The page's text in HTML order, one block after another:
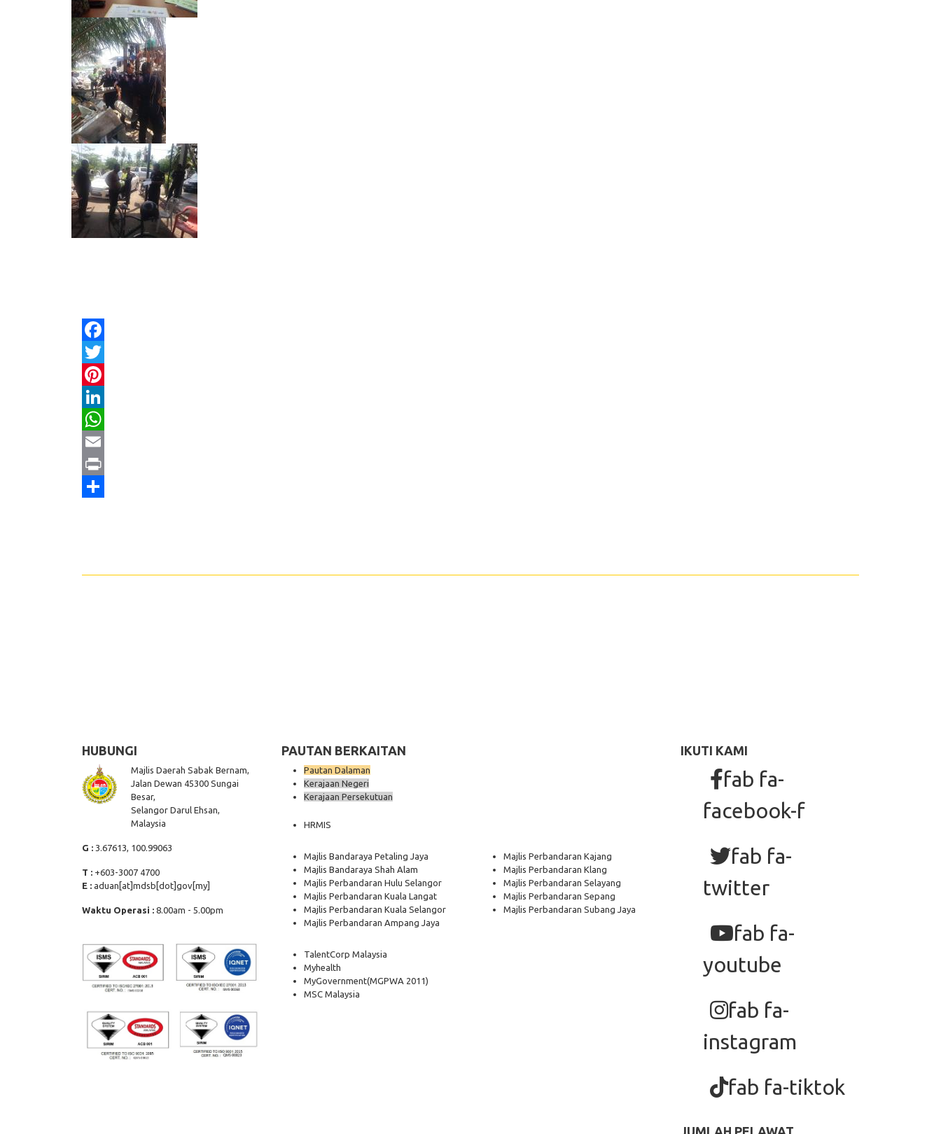
Facebook
Twitter
Pinterest
LinkedIn
WhatsApp
Email
Print
HUBUNGI
Majlis Daerah Sabak Bernam,
Jalan Dewan 45300 Sungai
Besar,
Selangor Darul Ehsan,
Malaysia
G : 3.67613, 100.99063
T : +603-3007 4700
E : aduan[at]mdsb[dot]gov[my]
Waktu Operasi : 8.00am - 5.00pm
PAUTAN BERKAITAN
Pautan Dalaman
Kerajaan Negeri
Kerajaan Persekutuan
HRMIS
Majlis Bandaraya Petaling Jaya
Majlis Bandaraya Shah Alam
Majlis Perbandaran Hulu Selangor
Majlis Perbandaran Kuala Langat
Majlis Perbandaran Kuala Selangor
Majlis Perbandaran Ampang Jaya
Majlis Perbandaran Kajang
Majlis Perbandaran Klang
Majlis Perbandaran Selayang
Majlis Perbandaran Sepang
Majlis Perbandaran Subang Jaya
TalentCorp Malaysia
Myhealth
MyGovernment(MGPWA 2011)
MSC Malaysia
IKUTI KAMI
fab fa-
facebook-f
fab fa-
twitter
fab fa-
youtube
fab fa-
instagram
fab fa-tiktok
JUMLAH PELAWAT